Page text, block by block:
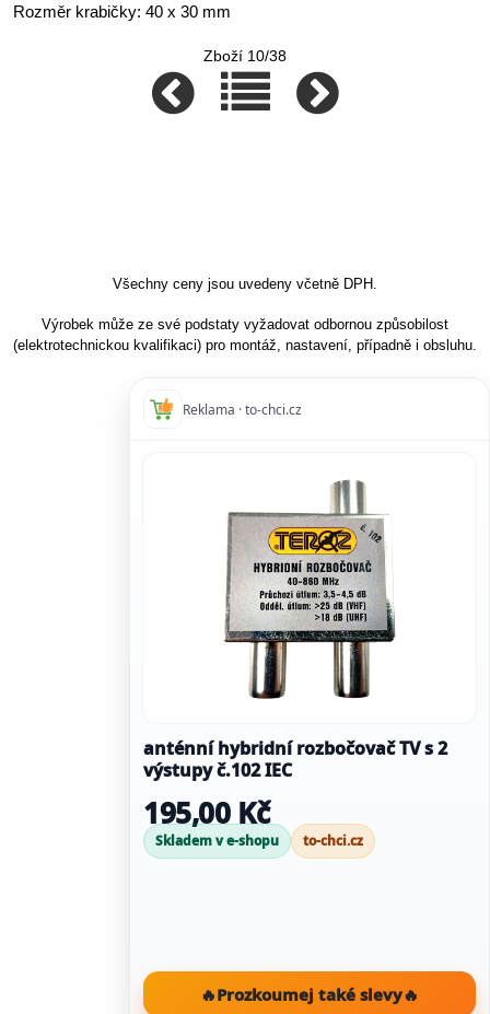
Rozměr krabičky: 40 x 30 mm
Zboží 10/38
Všechny ceny jsou uvedeny včetně DPH.
Výrobek může ze své podstaty vyžadovat odbornou způsobilost
(elektrotechnickou kvalifikaci) pro montáž, nastavení, případně i obsluhu.
Reklama · to-chci.cz
anténní hybridní rozbočovač TV s 2
výstupy č.102 IEC
195,00 Kč
Skladem v e-shopu to-chci.cz
🔥Prozkoumej také slevy🔥